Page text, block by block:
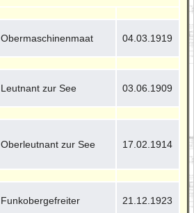
Obermaschinenmaat 04.03.1919
Leutnant zur See 03.06.1909
Oberleutnant zur See 17.02.1914
Funkobergefreiter 21.12.1923